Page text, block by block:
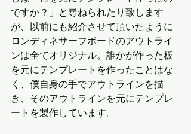
ですか？」と尋ねられたり致します
が、以前にも紹介させて頂いたように
ロンディネサーフボードのアウトライ
ンは全てオリジナル。誰かが作った板
を元にテンプレートを作ったことはな
く、僕自身の手でアウトラインを描
き、そのアウトラインを元にテンプレ
ートを製作しています。